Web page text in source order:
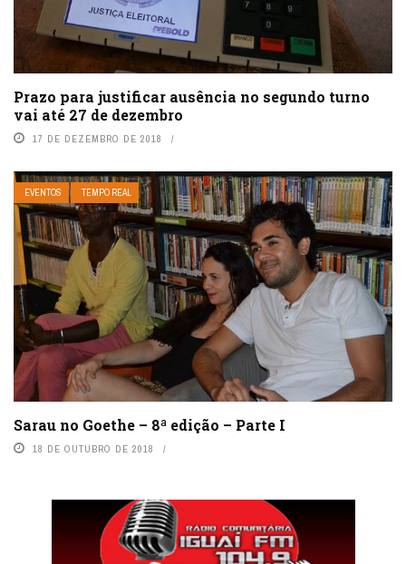
Prazo para justificar ausência no segundo turno
vai até 27 de dezembro
17 DE DEZEMBRO DE 2018
EVENTOS TEMPO REAL
Sarau no Goethe – 8ª edição – Parte I
18 DE OUTUBRO DE 2018